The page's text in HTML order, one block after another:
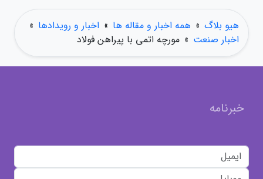
هیو بلاگ » همه اخبار و مقاله ها » اخبار و رویدادها »
اخبار صنعت » مورچه اتمی با پیراهن فولاد
خبرنامه